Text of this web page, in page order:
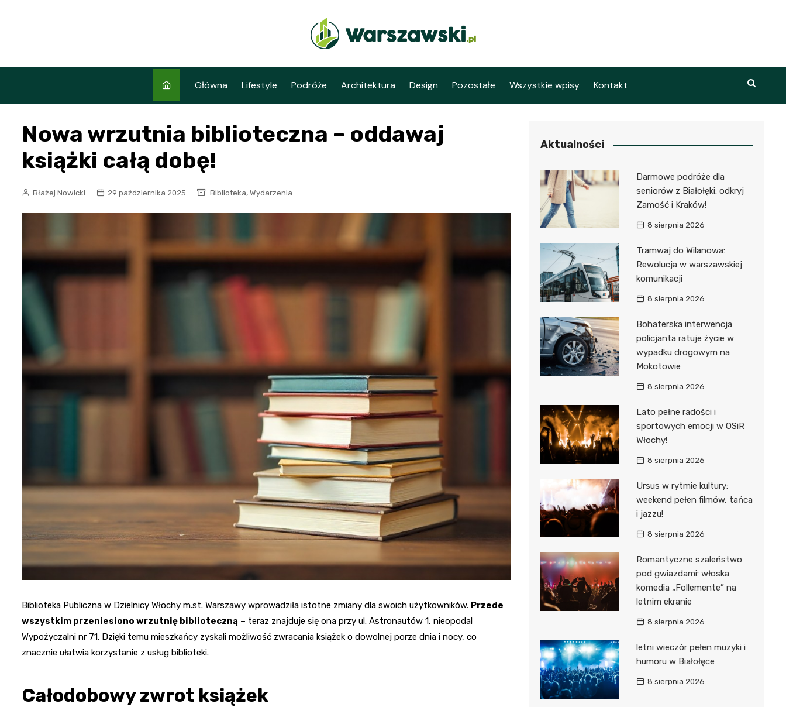
Główna Lifestyle Podróże Architektura Design Pozostałe Wszystkie wpisy Kontakt
Nowa wrzutnia biblioteczna – oddawaj
książki całą dobę!
Błażej Nowicki 29 października 2025 Biblioteka, Wydarzenia
Biblioteka Publiczna w Dzielnicy Włochy m.st. Warszawy wprowadziła istotne zmiany dla swoich użytkowników. Przede
wszystkim przeniesiono wrzutnię biblioteczną – teraz znajduje się ona przy ul. Astronautów 1, nieopodal
Wypożyczalni nr 71. Dzięki temu mieszkańcy zyskali możliwość zwracania książek o dowolnej porze dnia i nocy, co
znacznie ułatwia korzystanie z usług biblioteki.
Całodobowy zwrot książek
Aktualności
Darmowe podróże dla
seniorów z Białołęki: odkryj
Zamość i Kraków!
8 sierpnia 2026
Tramwaj do Wilanowa:
Rewolucja w warszawskiej
komunikacji
8 sierpnia 2026
Bohaterska interwencja
policjanta ratuje życie w
wypadku drogowym na
Mokotowie
8 sierpnia 2026
Lato pełne radości i
sportowych emocji w OSiR
Włochy!
8 sierpnia 2026
Ursus w rytmie kultury:
weekend pełen filmów, tańca
i jazzu!
8 sierpnia 2026
Romantyczne szaleństwo
pod gwiazdami: włoska
komedia „Follemente” na
letnim ekranie
8 sierpnia 2026
letni wieczór pełen muzyki i
humoru w Białołęce
8 sierpnia 2026